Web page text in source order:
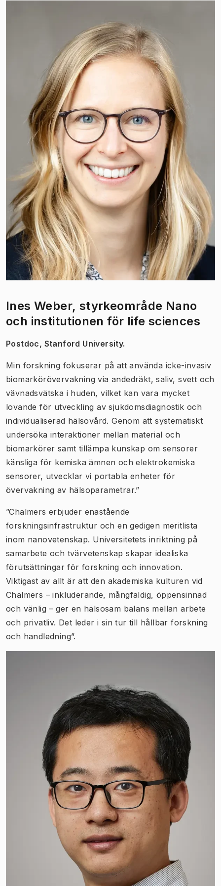
Ines Weber, styrkeområde Nano
och institutionen för life sciences
Postdoc, Stanford University.
Min forskning fokuserar på att använda icke-invasiv
biomarkörövervakning via andedräkt, saliv, svett och
vävnadsvätska i huden, vilket kan vara mycket
lovande för utveckling av sjukdomsdiagnostik och
individualiserad hälsovård. Genom att systematiskt
undersöka interaktioner mellan material och
biomarkörer samt tillämpa kunskap om sensorer
känsliga för kemiska ämnen och elektrokemiska
sensorer, utvecklar vi portabla enheter för
övervakning av hälsoparametrar.”
”Chalmers erbjuder enastående
forskningsinfrastruktur och en gedigen meritlista
inom nanovetenskap. Universitetets inriktning på
samarbete och tvärvetenskap skapar idealiska
förutsättningar för forskning och innovation.
Viktigast av allt är att den akademiska kulturen vid
Chalmers – inkluderande, mångfaldig, öppensinnad
och vänlig – ger en hälsosam balans mellan arbete
och privatliv. Det leder i sin tur till hållbar forskning
och handledning”.